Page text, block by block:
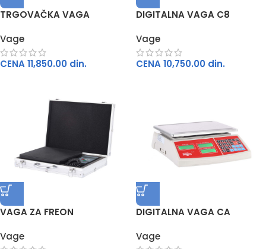
TRGOVAČKA VAGA
Vage
CENA11,850.00 din.
DIGITALNA VAGA C8
Vage
CENA10,750.00 din.
VAGA ZA FREON
Vage
DIGITALNA VAGA CA
Vage